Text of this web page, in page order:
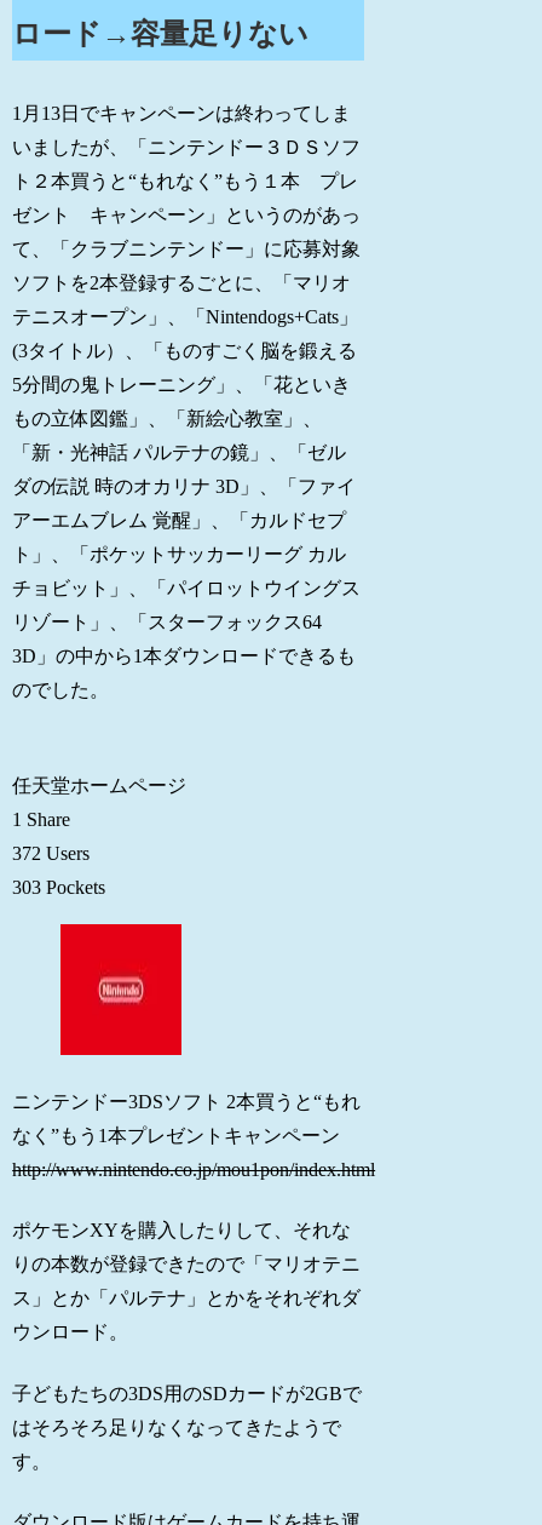
ロード→容量足りない
1月13日でキャンペーンは終わってしま
いましたが、「ニンテンドー３ＤＳソフ
ト２本買うと“もれなく”もう１本 プレ
ゼント キャンペーン」というのがあっ
て、「クラブニンテンドー」に応募対象
ソフトを2本登録するごとに、「マリオ
テニスオープン」、「Nintendogs+Cats」
(3タイトル）、「ものすごく脳を鍛える
5分間の鬼トレーニング」、「花といき
もの立体図鑑」、「新絵心教室」、
「新・光神話 パルテナの鏡」、「ゼル
ダの伝説 時のオカリナ 3D」、「ファイ
アーエムブレム 覚醒」、「カルドセプ
ト」、「ポケットサッカーリーグ カル
チョビット」、「パイロットウイングス
リゾート」、「スターフォックス64
3D」の中から1本ダウンロードできるも
のでした。
任天堂ホームページ
1 Share
372 Users
303 Pockets
ニンテンドー3DSソフト 2本買うと“もれ
なく”もう1本プレゼントキャンペーン
http://www.nintendo.co.jp/mou1pon/index.html
ポケモンXYを購入したりして、それな
りの本数が登録できたので「マリオテニ
ス」とか「パルテナ」とかをそれぞれダ
ウンロード。
子どもたちの3DS用のSDカードが2GBで
はそろそろ足りなくなってきたようで
す。